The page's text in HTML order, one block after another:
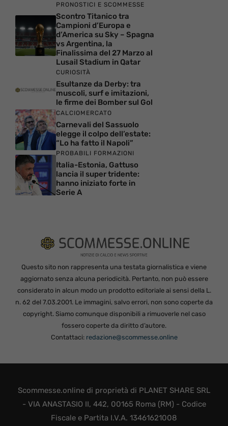
PRONOSTICI E SCOMMESSE
Scontro Titanico tra
Campioni d’Europa e
d’America su Sky – Spagna
vs Argentina, la
Finalissima del 27 Marzo al
Lusail Stadium in Qatar
CURIOSITÀ
Esultanze da Derby: tra
muscoli, surf e imitazioni,
le firme dei Bomber sul Gol
CALCIOMERCATO
Carnevali del Sassuolo
elegge il colpo dell’estate:
“Lo ha fatto il Napoli”
PROBABILI FORMAZIONI
Italia-Estonia, Gattuso
lancia il super tridente:
hanno iniziato forte in
Serie A
Questo sito non rappresenta una testata giornalistica e viene
aggiornato senza alcuna periodicità. Pertanto, non può essere
considerato in alcun modo un prodotto editoriale ai sensi della L.
n. 62 del 7.03.2001. Le immagini, salvo errori, non sono coperte da
copyright. Siamo comunque disponibili a rimuoverle nel caso
fossero coperte da diritto d’autore.
Contattaci: redazione@scommesse.online
Scommesse.online di proprietà di PLANET SHARE SRL
- VIA ANASTASIO II, 442, 00165 Roma (RM) - Codice
Fiscale e Partita I.V.A. 13461621008